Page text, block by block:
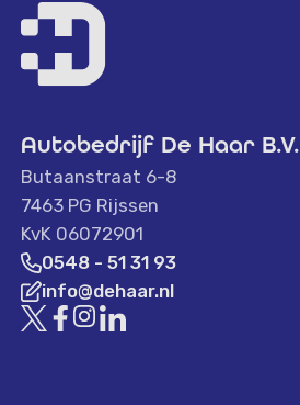
Autobedrijf De Haar B.V.
Butaanstraat 6-8
7463 PG Rijssen
KvK 06072901
0548 - 51 31 93
info@dehaar.nl